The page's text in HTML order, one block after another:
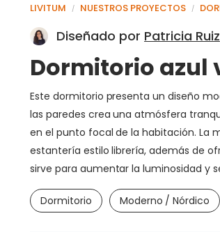
LIVITUM / NUESTROS PROYECTOS /
Diseñado por Patricia Ruiz
Dormitorio azul
Este dormitorio presenta un diseño
las paredes crea una atmósfera
en el punto focal de la habitación. La
estantería estilo librería, además de
sirve para aumentar la luminosidad y
Dormitorio Moderno / Nórdico